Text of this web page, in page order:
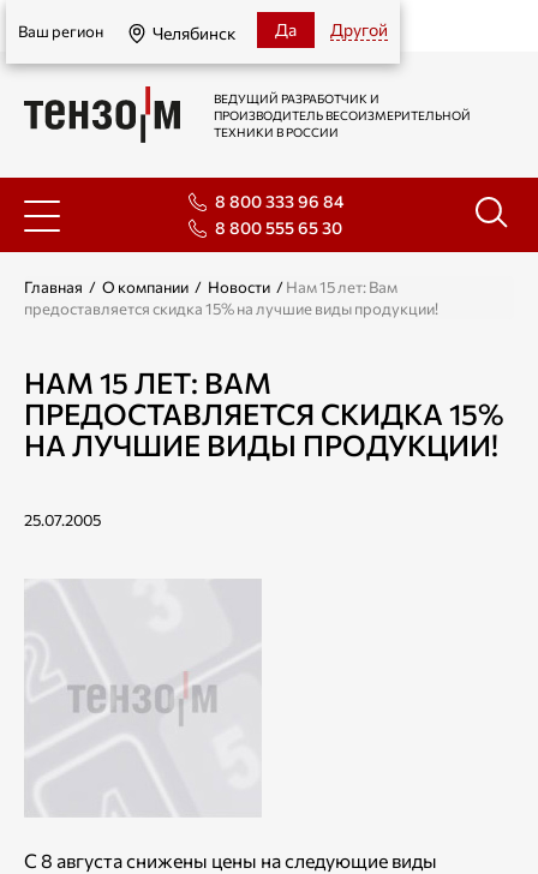
Челябинск
Ваш регион Челябинск Да Другой
ВЕДУЩИЙ РАЗРАБОТЧИК И
ПРОИЗВОДИТЕЛЬ ВЕСОИЗМЕРИТЕЛЬНОЙ
ТЕХНИКИ В РОССИИ
8 800 333 96 84
8 800 555 65 30
Главная / О компании / Новости /Нам 15 лет: Вам
предоставляется скидка 15% на лучшие виды продукции!
НАМ 15 ЛЕТ: ВАМ
ПРЕДОСТАВЛЯЕТСЯ СКИДКА 15%
НА ЛУЧШИЕ ВИДЫ ПРОДУКЦИИ!
25.07.2005
С 8 августа снижены цены на следующие виды